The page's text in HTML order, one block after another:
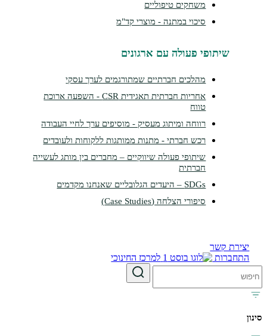
משחקים טיפוליים
סיכוי במתנה - מוצרי קד"מ
שיתופי פעולה עם ארגונים
מהלכים חברתיים שמתורגמים לערך עסקי
אחריות חברתית תאגידית CSR - השפעה ארוכת
רווחה ומיתוג מעסיק - מוסיפים ערך לחיי העבודה
רכש חברתי - מתנות ממותגות ללקוחות ולעובדים
שיתופי פעולה שיווקיים – מחברים בין מותג לעשייה
חברתית
SDGs – היעדים הגלובליים שאנחנו מקדמים
סיפורי הצלחה (Case Studies)
קשר
למרכז החינוכי